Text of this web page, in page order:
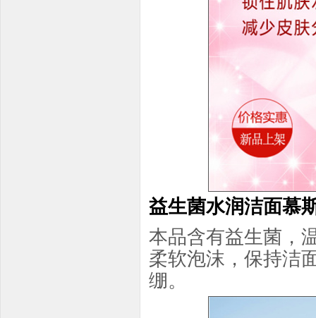
益生菌水润洁面慕
本品含有益生菌，
柔软泡沫，保持洁
绷。